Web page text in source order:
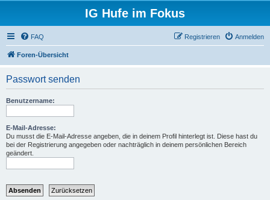
IG Hufe im Fokus
FAQ Anmelden
Registrieren
Foren-Übersicht
Passwort senden
Benutzername:
E-Mail-Adresse:
Du musst die E-Mail-Adresse angeben, die in deinem Profil hinterlegt ist. Diese hast du
bei der Registrierung angegeben oder nachträglich in deinem persönlichen Bereich
geändert.